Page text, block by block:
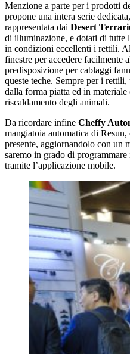
Menzione a parte per i prodotti
propone una intera serie
rappresentata dai Desert
di illuminazione, e dotati di tutte
in condizioni eccellenti i rettili.
finestre per accedere facilmente
predisposizione per cablaggi
queste teche. Sempre per i
dalla forma piatta ed in
riscaldamento degli animali.
Da ricordare infine Cheffy
mangiatoia automatica di
presente, aggiornandolo con un
saremo in grado di
tramite l’applicazione mobile.